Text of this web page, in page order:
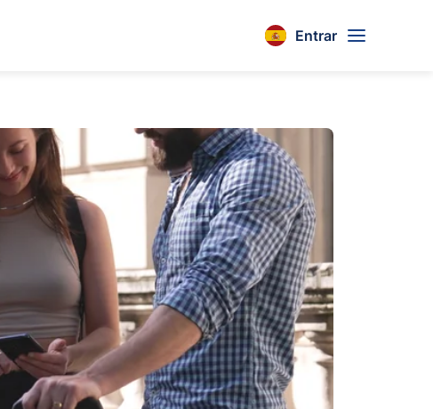
Entrar